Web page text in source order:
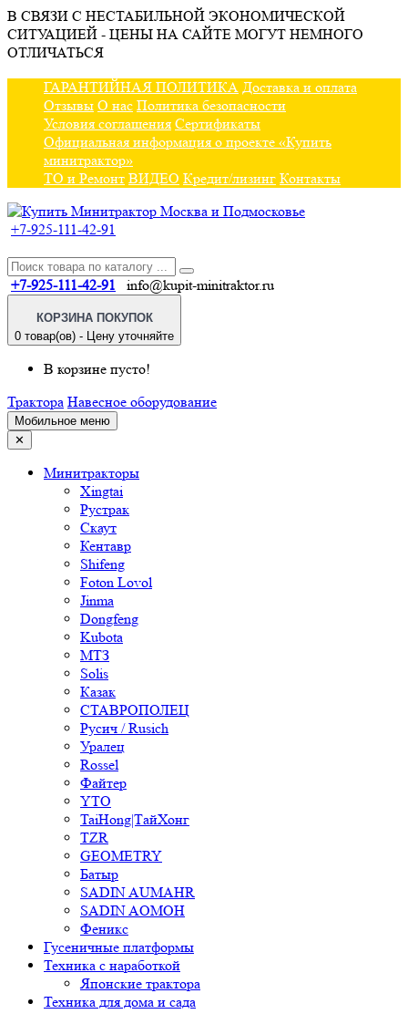
В СВЯЗИ С НЕСТАБИЛЬНОЙ ЭКОНОМИЧЕСКОЙ
СИТУАЦИЕЙ - ЦЕНЫ НА САЙТЕ МОГУТ НЕМНОГО
ОТЛИЧАТЬСЯ
ГАРАНТИЙНАЯ ПОЛИТИКА Доставка и оплата
Отзывы О нас Политика безопасности
Условия соглашения Сертификаты
Официальная информация о проекте «Купить
минитрактор»
ТО и Ремонт ВИДЕО Кредит/лизинг Контакты
+7-925-111-42-91
+7-925-111-42-91 info@kupit-minitraktor.ru
КОРЗИНА ПОКУПОК
0 товар(ов) - Цену уточняйте
В корзине пусто!
Трактора Навесное оборудование
Мобильное меню
✕
Минитракторы
Xingtai
Рустрак
Скаут
Кентавр
Shifeng
Foton Lovol
Jinma
Dongfeng
Kubota
МТЗ
Solis
Казак
СТАВРОПОЛЕЦ
Русич / Rusich
Уралец
Rossel
Файтер
YTO
TaiHong|ТайХонг
TZR
GEOMETRY
Батыр
SADIN AUMAHR
SADIN AOMOH
Феникс
Гусеничные платформы
Техника с наработкой
Японские трактора
Техника для дома и сада